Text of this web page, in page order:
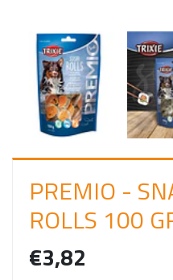
PREMIO -
ROLLS 100
€3,82